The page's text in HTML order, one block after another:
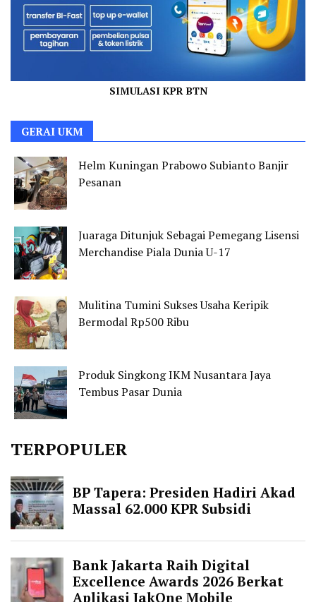
SIMULASI KPR BTN
GERAI UKM
Helm Kuningan Prabowo Subianto Banjir
Pesanan
Juaraga Ditunjuk Sebagai Pemegang Lisensi
Merchandise Piala Dunia U-17
Mulitina Tumini Sukses Usaha Keripik
Bermodal Rp500 Ribu
Produk Singkong IKM Nusantara Jaya
Tembus Pasar Dunia
TERPOPULER